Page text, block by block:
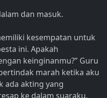
dan masuk.
kesempatan untuk
ini. Apakah
keinginanmu?” Guru
marah ketika aku
ada akting yang
ke dalam suaraku.